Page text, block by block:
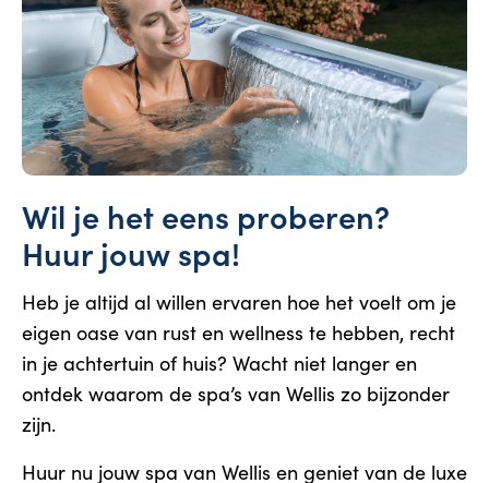
Wil je het eens proberen?
Huur jouw spa!
Heb je altijd al willen ervaren hoe het voelt om je
eigen oase van rust en wellness te hebben, recht
in je achtertuin of huis? Wacht niet langer en
ontdek waarom de spa’s van Wellis zo bijzonder
zijn.
Huur nu jouw spa van Wellis en geniet van de luxe